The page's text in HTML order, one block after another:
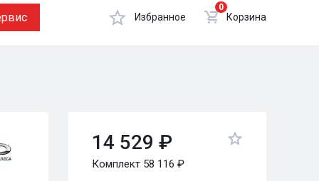
Избранное
0
Корзина
14 529 ₽
Комплект 58 116 ₽